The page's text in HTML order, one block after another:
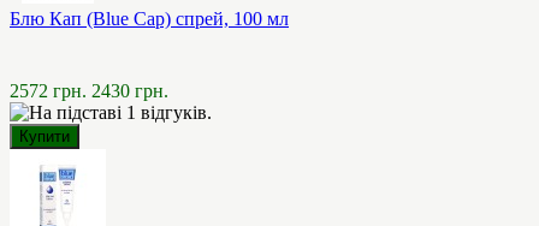
Блю Кап (Blue Cap) спрей, 100 мл
2572 грн. 2430 грн.